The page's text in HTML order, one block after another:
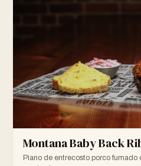
Montana Baby Back
Piano de entrecosto porco fumado